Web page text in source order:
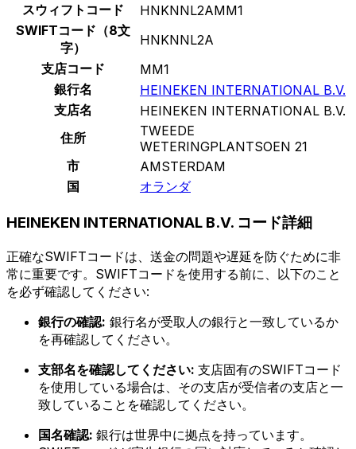
スウィフトコード
HNKNNL2AMM1
SWIFTコード（8文
字）
HNKNNL2A
支店コード
MM1
銀行名
HEINEKEN INTERNATIONAL B.V.
支店名
HEINEKEN INTERNATIONAL B.V.
住所
TWEEDE
WETERINGPLANTSOEN 21
市
AMSTERDAM
国
オランダ
HEINEKEN INTERNATIONAL B.V. コード詳細
正確なSWIFTコードは、送金の問題や遅延を防ぐために非
常に重要です。SWIFTコードを使用する前に、以下のこと
を必ず確認してください:
銀行の確認: 銀行名が受取人の銀行と一致しているか
を再確認してください。
支部名を確認してください: 支店固有のSWIFTコード
を使用している場合は、その支店が受信者の支店と一
致していることを確認してください。
国名確認: 銀行は世界中に拠点を持っています。